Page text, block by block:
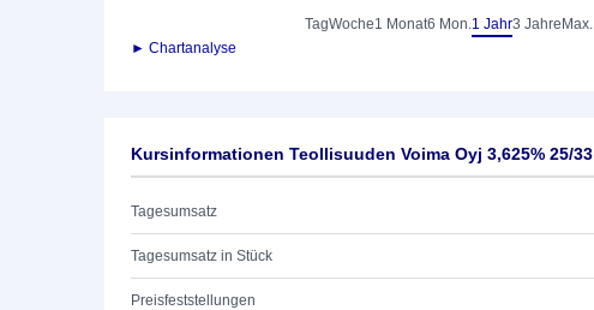
TagWoche1 Monat6 Mon.1 Jahr3 Jahre Max.
► Chartanalyse
Kursinformationen Teollisuuden Voima Oyj 3,625% 25/33
Tagesumsatz
Tagesumsatz in Stück
Preisfeststellungen